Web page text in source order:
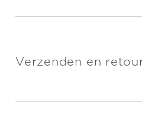
Verzenden en